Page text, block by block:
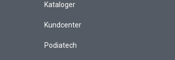
Kataloger
Kundcenter
Podiatech